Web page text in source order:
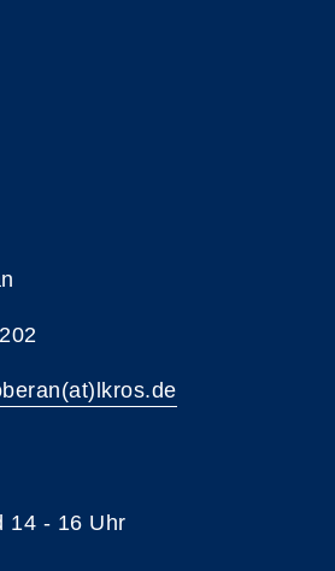
14 - 16 Uhr